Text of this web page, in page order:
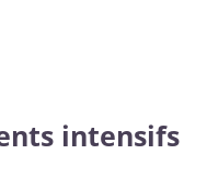
intensifs